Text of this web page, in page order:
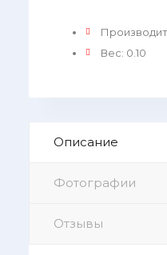
Вес: 0.10
Описание
Фотографии
Отзывы